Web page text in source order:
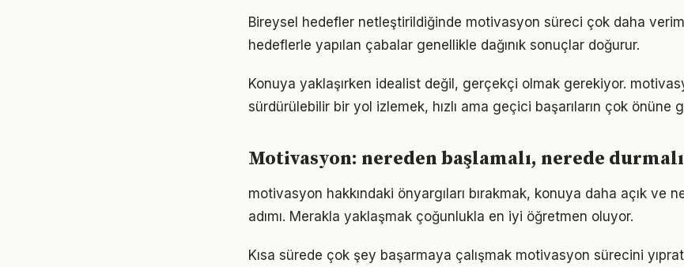
Bireysel hedefler netleştirildiğinde motivasyon süreci çok daha
hedeflerle yapılan çabalar genellikle dağınık sonuçlar doğurur.
Konuya yaklaşırken idealist değil, gerçekçi olmak gerekiyor.
sürdürülebilir bir yol izlemek, hızlı ama geçici başarıların çok önüne
Motivasyon: nereden başlamalı, nerede
motivasyon hakkındaki önyargıları bırakmak, konuya daha açık ve
adımı. Merakla yaklaşmak çoğunlukla en iyi öğretmen oluyor.
Kısa sürede çok şey başarmaya çalışmak motivasyon sürecini